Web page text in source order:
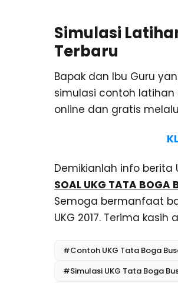
Simulasi
Terbaru
Bapak dan Ibu Guru
simulasi contoh latihan
online dan gratis
Demikianlah info berita
SOAL UKG TATA BOGA
Semoga bermanfaat
UKG 2017. Terima
#Contoh UKG Tata Boga
#Simulasi UKG Tata Boga